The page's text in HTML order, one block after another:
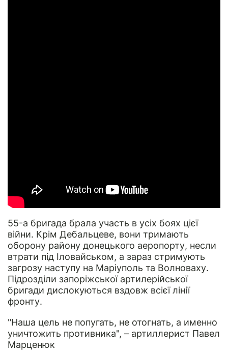
55-а бригада брала участь в усіх боях цієї
війни. Крім Дебальцеве, вони тримають
оборону району донецького аеропорту, несли
втрати під Іловайськом, а зараз стримують
загрозу наступу на Маріуполь та Волноваху.
Підрозділи запоріжської артилерійської
бригади дислокуються вздовж всієї лінії
фронту.
"Наша цель не попугать, не отогнать, а именно
уничтожить противника", – артиллерист Павел
Марценюк